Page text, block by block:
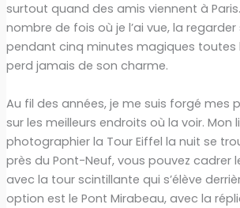
surtout quand des amis viennent à
nombre de fois où je l’ai vue, la
pendant cinq minutes magiques toutes
perd jamais de son charme.
Au fil des années, je me suis forgé mes
sur les meilleurs endroits où la voir. Mon
photographier la Tour Eiffel la nuit se
près du Pont-Neuf, vous pouvez cadrer
avec la tour scintillante qui s’élève
option est le Pont Mirabeau, avec la